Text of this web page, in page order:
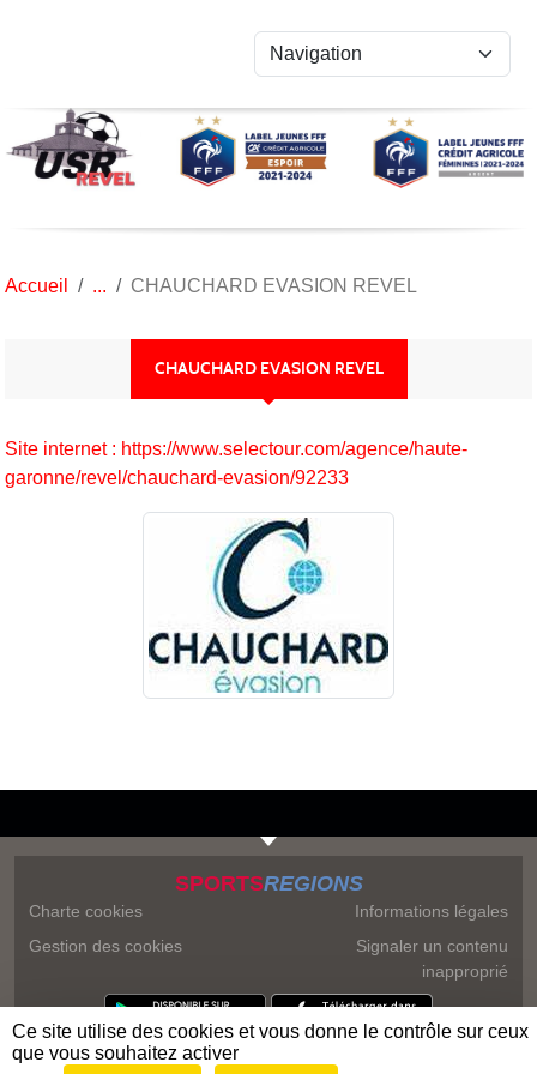
Accueil CHAUCHARD EVASION REVEL
CHAUCHARD EVASION REVEL
Site internet : https://www.selectour.com/agence/haute-
garonne/revel/chauchard-evasion/92233
SPORTSREGIONS
Charte cookies
Gestion des cookies
Informations légales
Signaler un contenu
inapproprié
Ce site utilise des cookies et vous donne le contrôle sur ceux
que vous souhaitez activer